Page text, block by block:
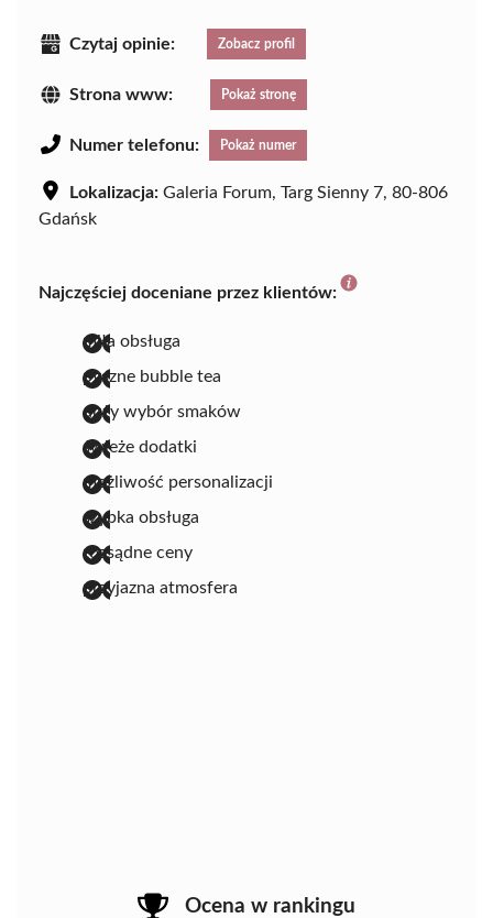
Czytaj opinie: Zobacz profil
Strona www: Pokaż stronę
Numer telefonu: Pokaż numer
Lokalizacja: Galeria Forum, Targ Sienny 7, 80-806
Gdańsk
Najczęściej doceniane przez klientów:
miła obsługa
pyszne bubble tea
duży wybór smaków
świeże dodatki
możliwość personalizacji
szybka obsługa
rozsądne ceny
przyjazna atmosfera
Ocena w rankingu